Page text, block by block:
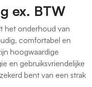
ex. BTW
het onderhoud van
comfortabel en
hoogwaardige
en gebruiksvriendelijke
bent van een strak